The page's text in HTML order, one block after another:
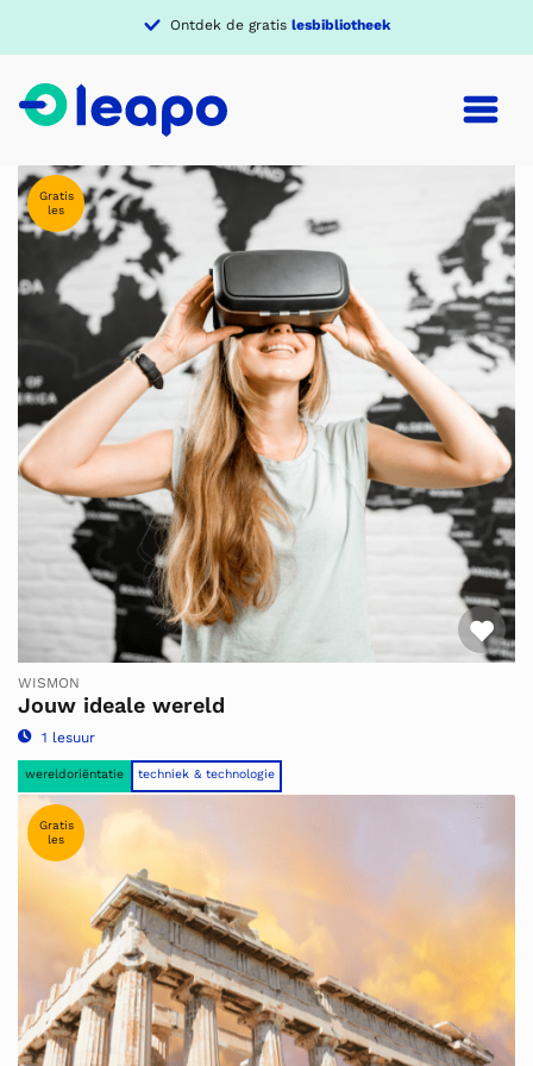
Ontdek de gratis lesbibliotheek
Gratis
les
WISMON
Jouw ideale wereld
1 lesuur
wereldoriëntatie techniek & technologie
Gratis
les